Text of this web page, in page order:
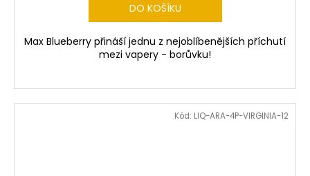
DO KOŠÍKU
Max Blueberry přináší jednu z nejoblíbenějších příchutí
mezi vapery - borůvku!
Kód: LIQ-ARA-4P-VIRGINIA-12